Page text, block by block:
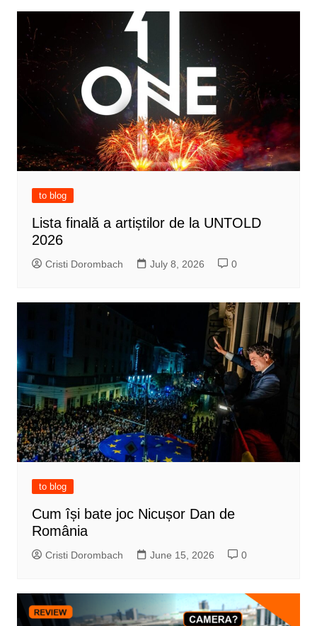
to blog
Lista finală a artiștilor de la UNTOLD
2026
Cristi Dorombach July 8, 2026 0
to blog
Cum își bate joc Nicușor Dan de
România
Cristi Dorombach June 15, 2026 0